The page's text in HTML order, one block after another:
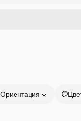
Ориентация